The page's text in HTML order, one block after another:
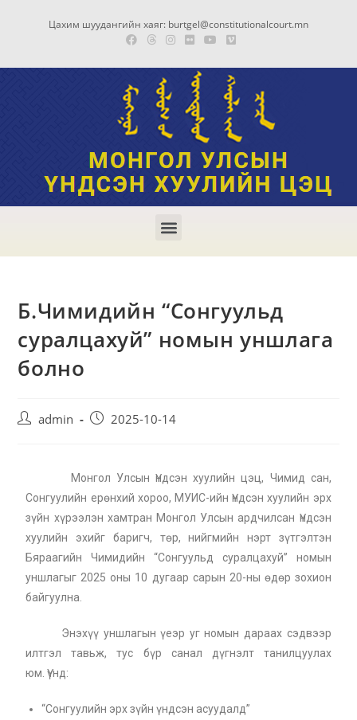
Цахим шуудангийн хаяг: burtgel@constitutionalcourt.mn
Б.Чимидийн “Сонгуульд
суралцахуй” номын уншлага
болно
admin 2025-10-14
Монгол Улсын Үндсэн хуулийн цэц, Чимид сан,
Сонгуулийн ерөнхий хороо, МУИС-ийн Үндсэн хуулийн эрх
зүйн хүрээлэн хамтран Монгол Улсын ардчилсан Үндсэн
хуулийн эхийг баригч, төр, нийгмийн нэрт зүтгэлтэн
Бяраагийн Чимидийн “Сонгуульд суралцахуй” номын
уншлагыг 2025 оны 10 дугаар сарын 20-ны өдөр зохион
байгуулна.
Энэхүү уншлагын үеэр уг номын дараах сэдвээр
илтгэл тавьж, тус бүр санал дүгнэлт танилцуулах
юм.Үүнд:
“Сонгуулийн эрх зүйн үндсэн асуудалд”